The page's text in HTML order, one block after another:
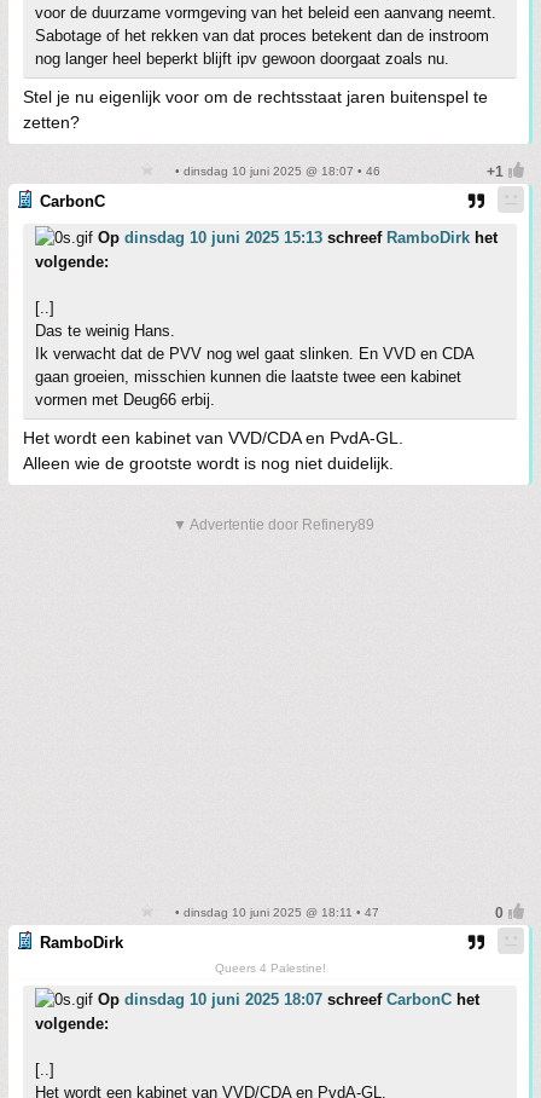
voor de duurzame vormgeving van het beleid een aanvang neemt.
Sabotage of het rekken van dat proces betekent dan de instroom
nog langer heel beperkt blijft ipv gewoon doorgaat zoals nu.
Stel je nu eigenlijk voor om de rechtsstaat jaren buitenspel te
zetten?
• dinsdag 10 juni 2025 @ 18:07 • 46
CarbonC
Op dinsdag 10 juni 2025 15:13 schreef RamboDirk het
volgende:
[..]
Das te weinig Hans.
Ik verwacht dat de PVV nog wel gaat slinken. En VVD en CDA
gaan groeien, misschien kunnen die laatste twee een kabinet
vormen met Deug66 erbij.
Het wordt een kabinet van VVD/CDA en PvdA-GL.
Alleen wie de grootste wordt is nog niet duidelijk.
▼ Advertentie door Refinery89
• dinsdag 10 juni 2025 @ 18:11 • 47
RamboDirk
Queers 4 Palestine!
Op dinsdag 10 juni 2025 18:07 schreef CarbonC het
volgende:
[..]
Het wordt een kabinet van VVD/CDA en PvdA-GL.